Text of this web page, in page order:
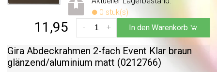
0 stuk(s)
11,95 +
- In den Warenkorb
Gira Abdeckrahmen 2-fach Event Klar braun
glänzend/aluminium matt (0212766)